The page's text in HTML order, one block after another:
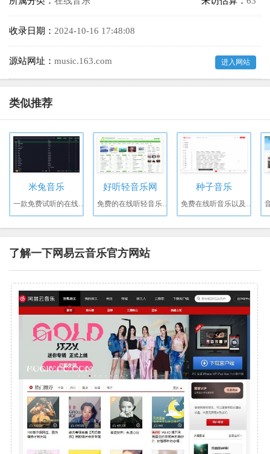
收录日期： 2024-10-16 17:48:08
源站网址： music.163.com 进入网站
类似推荐
米兔音乐 好听轻音乐网 种子音乐
了解一下网易云音乐官方网站